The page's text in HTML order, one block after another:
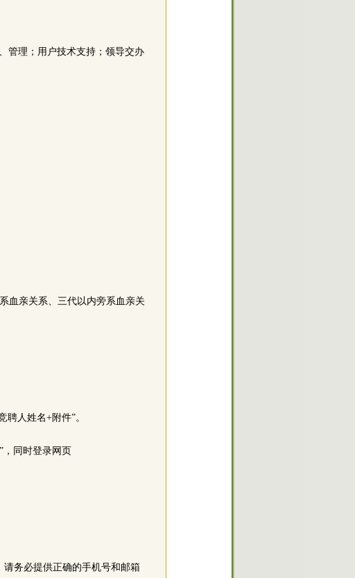
管理；用户技术支持；领导交办
血亲关系、三代以内旁系血亲关
聘人姓名+附件”。
，同时登录网页
务必提供正确的手机号和邮箱